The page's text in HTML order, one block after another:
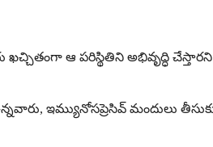
ఆ పరిస్థితిని అభివృద్ధి చేస్తారని
ఇమ్యునోసప్రెసివ్ మందులు